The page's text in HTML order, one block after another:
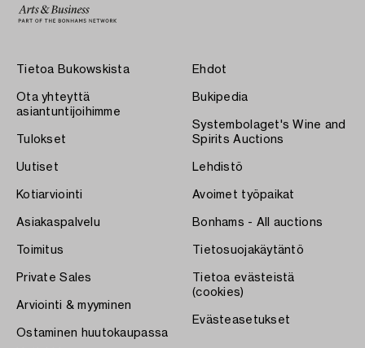
Tietoa Bukowskista
Ota yhteyttä
asiantuntijoihimme
Tulokset
Uutiset
Kotiarviointi
Asiakaspalvelu
Toimitus
Private Sales
Arviointi & myyminen
Ostaminen huutokaupassa
Ehdot
Bukipedia
Systembolaget's Wine and
Spirits Auctions
Lehdistö
Avoimet työpaikat
Bonhams - All auctions
Tietosuojakäytäntö
Tietoa evästeistä
(cookies)
Evästeasetukset